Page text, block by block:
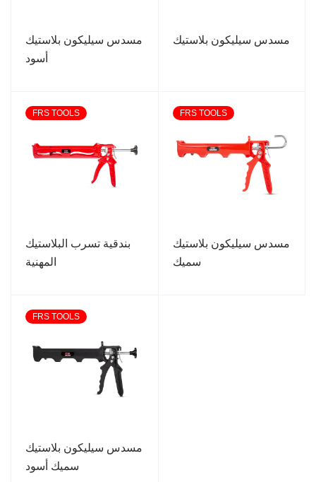
مسدس سيليكون بلاستيك
أسود
مسدس سيليكون بلاستيك
FRS TOOLS
بندقية تسرب البلاستيك
المهنية
FRS TOOLS
مسدس سيليكون بلاستيك
سميك
FRS TOOLS
مسدس سيليكون بلاستيك
سميك أسود